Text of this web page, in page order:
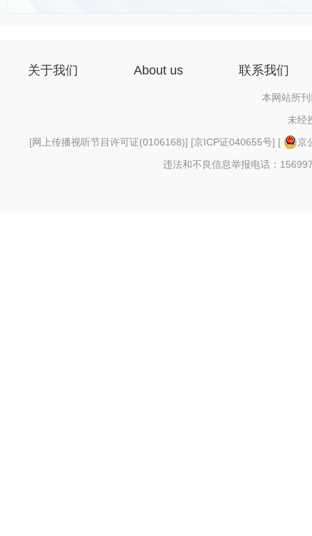
关于我们 About us 联系我们
本网站所
未经
[网上传播视听节目许可证(0106168)] [京ICP证040655号] [
京
违法和不良信息举报电话：